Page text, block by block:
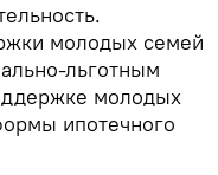
молодых семей
льготным
молодых
ипотечного